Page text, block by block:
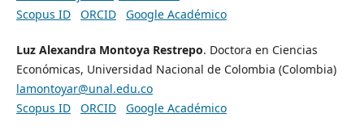
Scopus ID
ORCID Google Académico
Luz Alexandra Montoya Restrepo. Doctora en Ciencias
Económicas, Universidad Nacional de Colombia (Colombia)
lamontoyar@unal.edu.co
Scopus ID
ORCID Google Académico